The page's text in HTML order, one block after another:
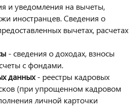
и уведомления на вычеты,
иностранцев. Сведения о
вычетах, расчетах
- сведения о доходах, взносы
с фондами.
данных- реестры кадровых
(при упрощенном кадровом
личной карточки